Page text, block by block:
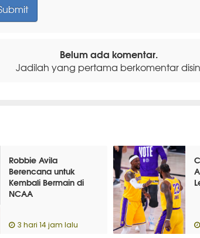
Belum ada komentar.
Jadilah yang pertama berkomentar
Robbie Avila
Berencana untuk
Kembali Bermain di
NCAA
3 hari 14 jam lalu